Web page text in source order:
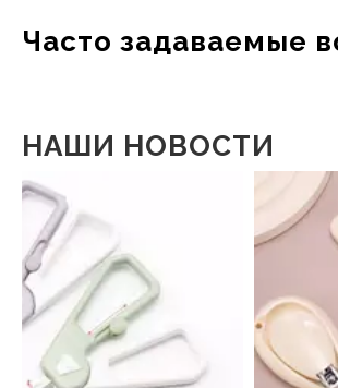
Часто задаваемые
НАШИ НОВОСТИ